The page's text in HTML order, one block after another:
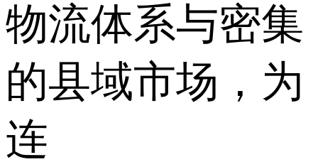
物流体系与密集
的县域市场，为
连